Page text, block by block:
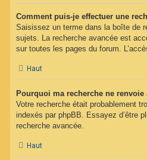
Comment puis-je effectuer une
Saisissez un terme dans la boîte de
sujets. La recherche avancée est
sur toutes les pages du forum.
Haut
Pourquoi ma recherche ne
Votre recherche était probablement
indexés par phpBB. Essayez d’être
recherche avancée.
Haut